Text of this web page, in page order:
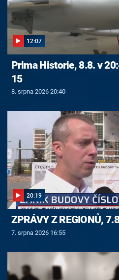
12:07
Prima Historie, 8.8. v
15
8. srpna 2026 20:40
20:19
ZPRÁVY Z REGIONŮ,
7. srpna 2026 16:55